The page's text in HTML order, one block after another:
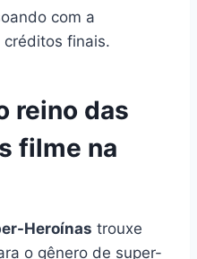
com a
créditos finais.
reino das
filme na
Heroínas trouxe
o gênero de super-